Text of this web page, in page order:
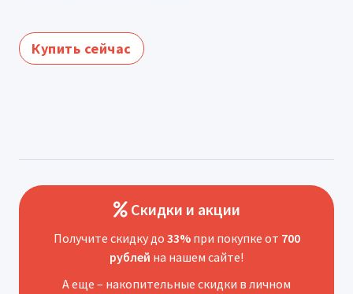
Купить сейчас
Скидки и акции
Получите скидку до 33%при покупке от 700
рублей на нашем сайте!
А еще – накопительные скидки в личном